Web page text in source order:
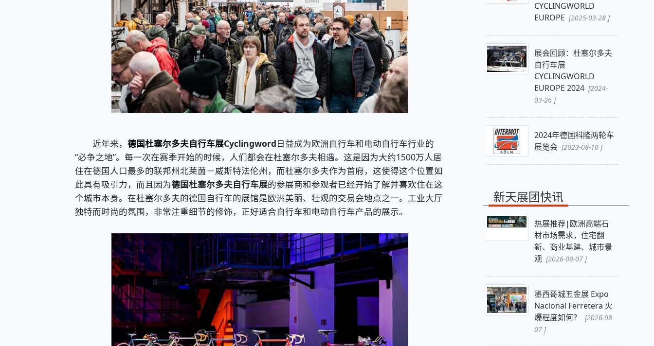
近年来， 德国杜塞尔多夫自行车展Cyclingword日益成为欧洲自行车和电动自行车行业的
“必争之地”。每一次在赛季开始的时候，人们都会在杜塞尔多夫相遇。这是因为大约1500万人居
住在德国人口最多的联邦州北莱茵－威斯特法伦州，而杜塞尔多夫作为首府，这使得这个位置如
此具有吸引力，而且因为德国杜塞尔多夫自行车展的参展商和参观者已经开始了解并喜欢住在这
个城市本身。在杜塞尔多夫的德国自行车的展馆是欧洲美丽、壮观的交易会地点之一。工业大厅
独特而时尚的氛围，非常注重细节的修饰，正好适合自行车和电动自行车产品的展示。
CYCLINGWORLD
EUROPE [2025-03-28 ]
展会回顾：杜塞尔多夫
自行车展
CYCLINGWORLD
EUROPE 2024 [2024-
03-26 ]
2024年德国科隆两轮车
展览会 [2023-08-10 ]
新天展团快讯
热展推荐|欧洲高端石
材市场需求，住宅翻
新、商业基建、城市景
观 [2026-08-07 ]
墨西哥城五金展 Expo
Nacional Ferretera 火
爆程度如何？
[2026-08-
07 ]